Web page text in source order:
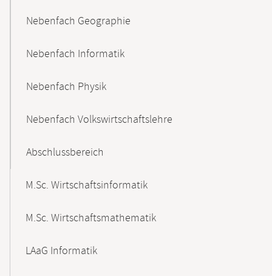
Nebenfach Geographie
Nebenfach Informatik
Nebenfach Physik
Nebenfach Volkswirtschaftslehre
Abschlussbereich
M.Sc. Wirtschaftsinformatik
M.Sc. Wirtschaftsmathematik
LAaG Informatik